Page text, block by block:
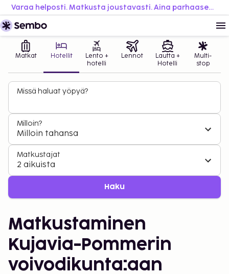
Varaa helposti. Matkusta joustavasti. Aina parhaaseen hintaan.
Matkat Hotellit
Lento +
hotelli
Lennot
Lautta +
Hotelli
Multi-
stop
Missä haluat yöpyä?
Milloin?
Milloin tahansa
Matkustajat
2 aikuista
Haku
Matkustaminen
Kujavia-Pommerin
voivodikunta:aan